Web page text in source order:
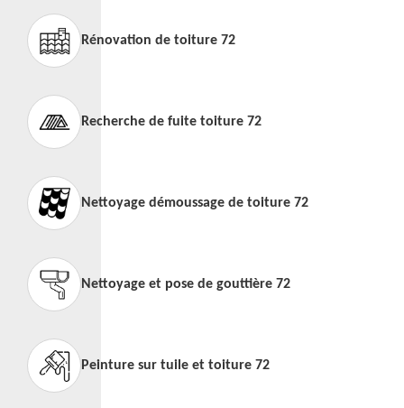
Rénovation de toiture 72
Recherche de fuite toiture 72
Nettoyage démoussage de toiture 72
Nettoyage et pose de gouttière 72
Peinture sur tuile et toiture 72